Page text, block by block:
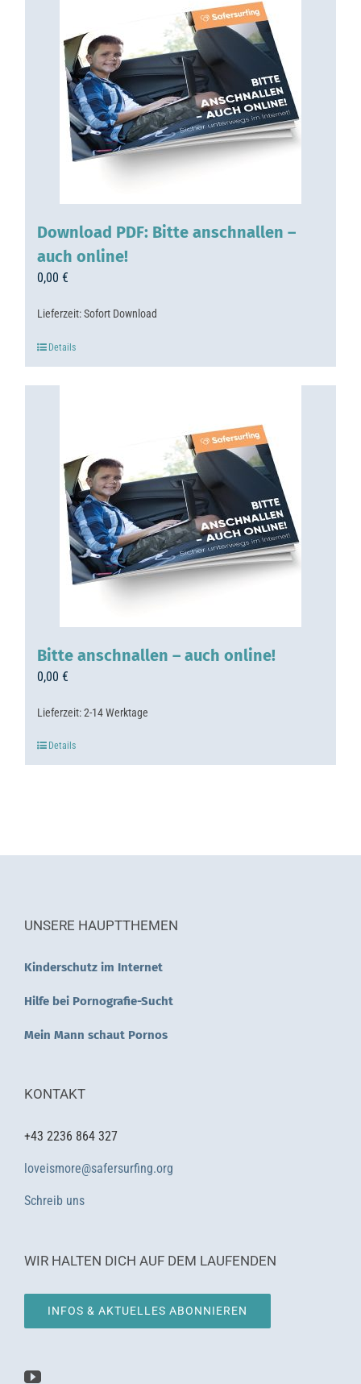
Download PDF: Bitte anschnallen –
auch online!
0,00 €
Lieferzeit:Sofort Download
Details
Bitte anschnallen – auch online!
0,00 €
Lieferzeit:2-14 Werktage
Details
UNSERE HAUPTTHEMEN
Kinderschutz im Internet
Hilfe bei Pornografie-Sucht
Mein Mann schaut Pornos
KONTAKT
+43 2236 864 327
loveismore@safersurfing.org
Schreib uns
WIR HALTEN DICH AUF DEM LAUFENDEN
INFOS & AKTUELLES ABONNIEREN